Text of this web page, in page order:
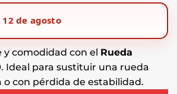
de agosto
y comodidad con el Rueda
. Ideal para sustituir una rueda
o con pérdida de estabilidad.